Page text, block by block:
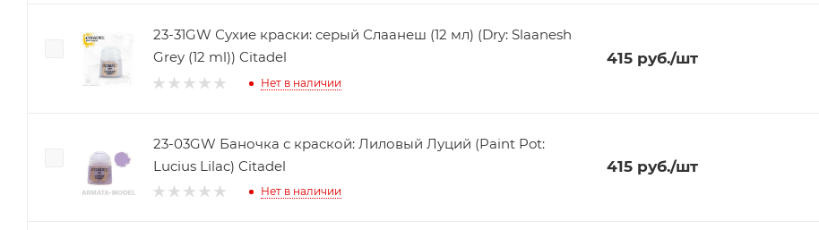
23-31GW Сухие краски: серый Слаанеш (12 мл) (Dry: Slaanesh
Grey (12 ml)) Citadel
Нет в наличии
415руб./шт
23-03GW Баночка с краской: Лиловый Луций (Paint Pot:
Lucius Lilac) Citadel
Нет в наличии
415руб./шт